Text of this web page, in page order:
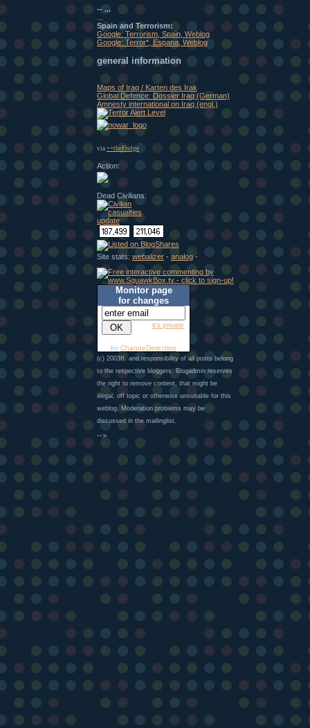
-- ...
Spain and Terrorism:
Google: Terrorism, Spain, Weblog
Google: Terror*, Espana, Weblog
general information
Maps of Iraq / Karten des Irak
Global Defence: Dossier Iraq (German)
Amnesty international on Iraq (engl.)
via ++theFridge
Action:
Dead Civilians:
Site stats: webalizer - analog -
Monitor page
for changes
it's private
by ChangeDetection
(c) 2003ff. and responsibility of all posts belong
to the respective bloggers. Blogadmin reserves
the right to remove content, that might be
illegal, off topic or otherwise unsuitable for this
weblog. Moderation problems may be
discussed in the mailinglist.
-->